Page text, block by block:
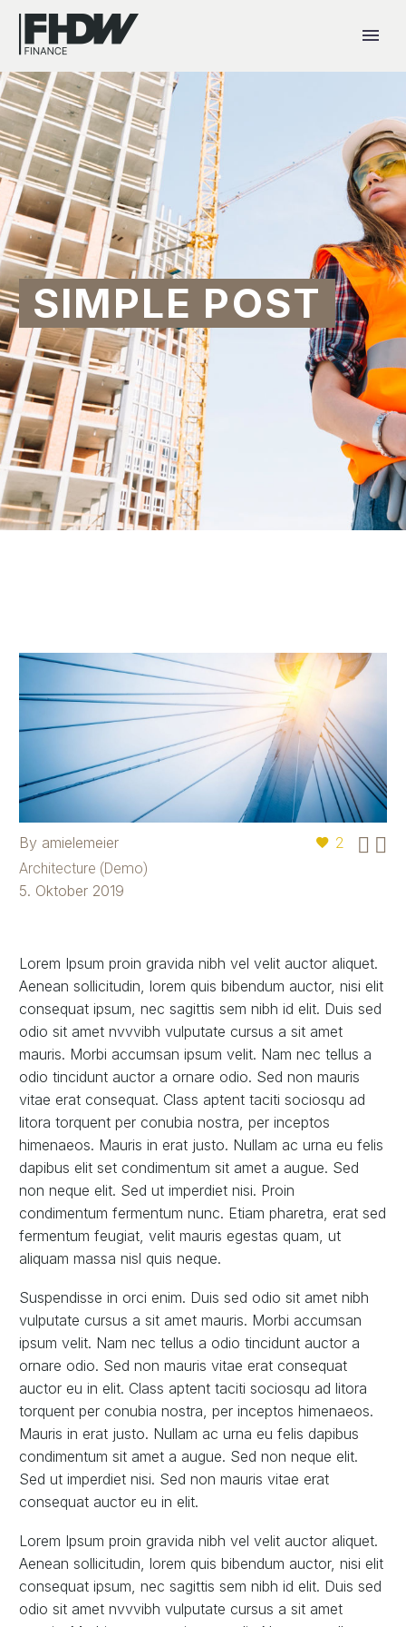
SIMPLE POST
2  
By amielemeier
Architecture (Demo)
5. Oktober 2019
Lorem Ipsum proin gravida nibh vel velit auctor aliquet.
Aenean sollicitudin, lorem quis bibendum auctor, nisi elit
consequat ipsum, nec sagittis sem nibh id elit. Duis sed
odio sit amet nvvvibh vulputate cursus a sit amet
mauris. Morbi accumsan ipsum velit. Nam nec tellus a
odio tincidunt auctor a ornare odio. Sed non mauris
vitae erat consequat. Class aptent taciti sociosqu ad
litora torquent per conubia nostra, per inceptos
himenaeos. Mauris in erat justo. Nullam ac urna eu felis
dapibus elit set condimentum sit amet a augue. Sed
non neque elit. Sed ut imperdiet nisi. Proin
condimentum fermentum nunc. Etiam pharetra, erat sed
fermentum feugiat, velit mauris egestas quam, ut
aliquam massa nisl quis neque.
Suspendisse in orci enim. Duis sed odio sit amet nibh
vulputate cursus a sit amet mauris. Morbi accumsan
ipsum velit. Nam nec tellus a odio tincidunt auctor a
ornare odio. Sed non mauris vitae erat consequat
auctor eu in elit. Class aptent taciti sociosqu ad litora
torquent per conubia nostra, per inceptos himenaeos.
Mauris in erat justo. Nullam ac urna eu felis dapibus
condimentum sit amet a augue. Sed non neque elit.
Sed ut imperdiet nisi. Sed non mauris vitae erat
consequat auctor eu in elit.
Lorem Ipsum proin gravida nibh vel velit auctor aliquet.
Aenean sollicitudin, lorem quis bibendum auctor, nisi elit
consequat ipsum, nec sagittis sem nibh id elit. Duis sed
odio sit amet nvvvibh vulputate cursus a sit amet